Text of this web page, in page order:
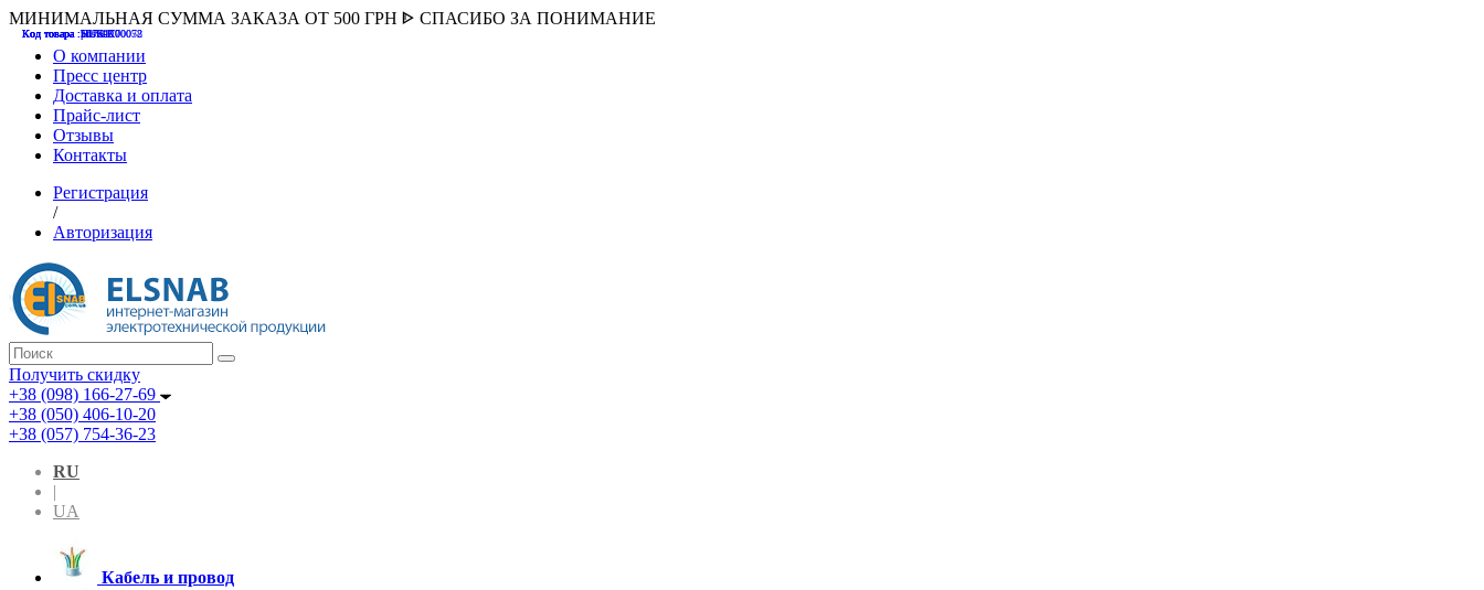
МИНИМАЛЬНАЯ СУММА ЗАКАЗА ОТ 500 ГРН ᐈ СПАСИБО ЗА ПОНИМАНИЕ
О компании
Пресс центр
Доставка и оплата
Прайс-лист
Отзывы
Контакты
Регистрация
/
Авторизация
Получить скидку
+38 (098) 166-27-69
+38 (050) 406-10-20
+38 (057) 754-36-23
RU
|
UA
Кабель и провод
Код товара :507000
Код товара :HUK-K00058
Код товара :Т075177
Код товара :pnsv12
Код товара :HUK-K00072